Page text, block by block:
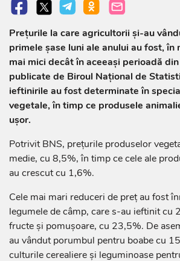
Prețurile la care agricultorii și-au
primele șase luni ale anului au fost, în
mai mici decât în aceeași perioadă
publicate de Biroul Național de
ieftinirile au fost determinate în
vegetale, în timp ce produsele
ușor.
Potrivit BNS, prețurile produselor
medie, cu 8,5%, în timp ce cele ale
au crescut cu 1,6%.
Cele mai mari reduceri de preț au fost
legumele de câmp, care s-au ieftinit cu
fructe și pomușoare, cu 23,5%. De
au vândut porumbul pentru boabe cu
culturile cerealiere și leguminoase